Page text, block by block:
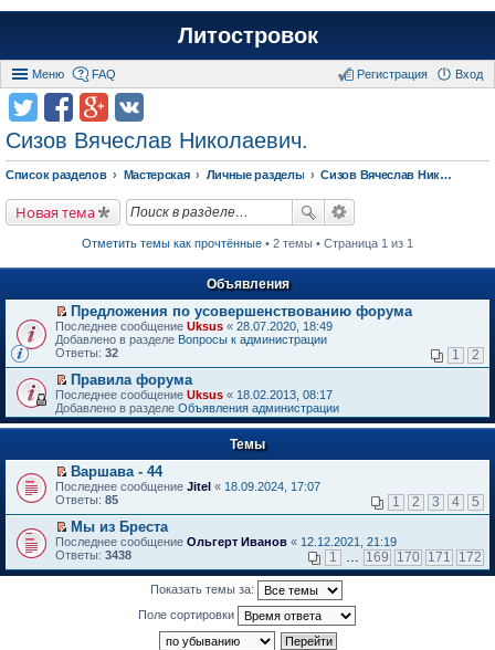
Литостровок
Меню FAQ Вход
Регистрация
Сизов Вячеслав Николаевич.
Список разделов Мастерская Личные разделы Сизов Вячеслав Николаевич.
Новая тема
Отметить темы как прочтённые • 2 темы • Страница 1 из 1
Объявления
П
е
р
й
т
и
к
п
в
о
м
у
н
е
п
р
о
Предложения по усовершенствованию форума
Последнее сообщение Uksus « 28.07.2020, 18:49
Добавлено в разделе Вопросы к администрации
Ответы: 32 1 2
П
е
р
е
т
и
к
п
р
в
о
м
у
Правила форума
Последнее сообщение Uksus « 18.02.2013, 08:17
Добавлено в разделе Объявления администрации
Темы
П
е
е
й
т
и
к
Варшава - 44
Последнее сообщение Jitel « 18.09.2024, 17:07
Ответы: 85 1 2 3 4 5
П
е
е
Мы из Бреста
Последнее сообщение Ольгерт Иванов « 12.12.2021, 21:19
Ответы: 3438 1 … 169 170 171 172
Показать темы за:
Поле сортировки